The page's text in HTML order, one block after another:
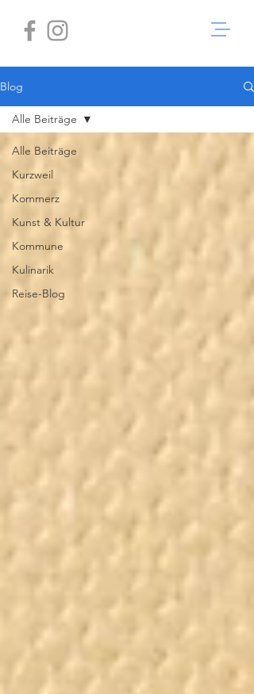
Blog
Alle Beiträge
Kurzweil
Kommerz
Kunst & Kultur
Kommune
Kulinarik
Reise-Blog
Alle Beiträge